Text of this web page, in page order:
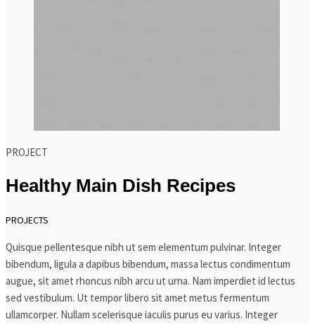
PROJECT
Healthy Main Dish Recipes
PROJECTS
Quisque pellentesque nibh ut sem elementum pulvinar. Integer
bibendum, ligula a dapibus bibendum, massa lectus condimentum
augue, sit amet rhoncus nibh arcu ut urna. Nam imperdiet id lectus
sed vestibulum. Ut tempor libero sit amet metus fermentum
ullamcorper. Nullam scelerisque iaculis purus eu varius. Integer